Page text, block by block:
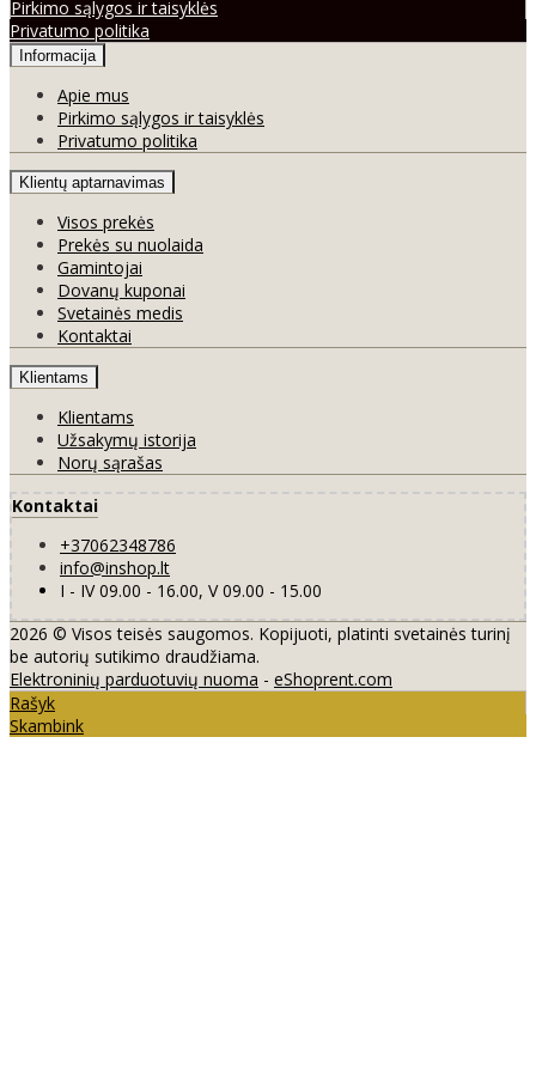
Pirkimo sąlygos ir taisyklės
Privatumo politika
Informacija
Apie mus
Pirkimo sąlygos ir taisyklės
Privatumo politika
Klientų aptarnavimas
Visos prekės
Prekės su nuolaida
Gamintojai
Dovanų kuponai
Svetainės medis
Kontaktai
Klientams
Klientams
Užsakymų istorija
Norų sąrašas
Kontaktai
+37062348786
info@inshop.lt
I - IV 09.00 - 16.00, V 09.00 - 15.00
2026 © Visos teisės saugomos. Kopijuoti, platinti svetainės turinį
be autorių sutikimo draudžiama.
Elektroninių parduotuvių nuoma - eShoprent.com
Rašyk
Skambink